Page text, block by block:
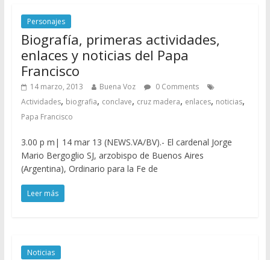
Personajes
Biografía, primeras actividades,
enlaces y noticias del Papa
Francisco
14 marzo, 2013 Buena Voz
0 Comments
Actividades, biografia, conclave, cruz madera, enlaces, noticias,
Papa Francisco
3.00 p m| 14 mar 13 (NEWS.VA/BV).- El cardenal Jorge
Mario Bergoglio SJ, arzobispo de Buenos Aires
(Argentina), Ordinario para la Fe de
Leer más
Noticias